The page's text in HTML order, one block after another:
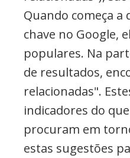
Quando começa
chave no Google,
populares. Na
de resultados,
relacionadas".
indicadores do
procuram em
estas sugestões